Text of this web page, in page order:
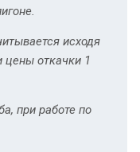
исходя
цены откачки 1
при работе по